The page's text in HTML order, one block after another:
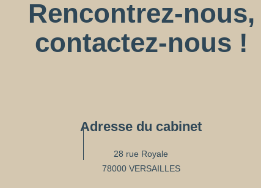
Rencontrez-nous,
contactez-nous !
Adresse du cabinet
28 rue Royale
78000 VERSAILLES